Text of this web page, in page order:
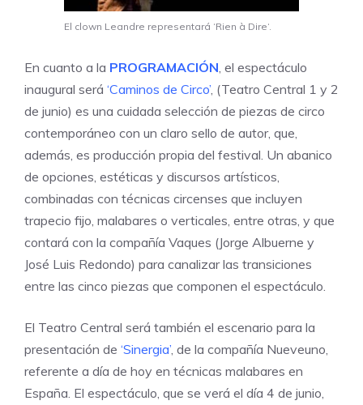
El clown Leandre representará ‘Rien à Dire‘.
En cuanto a la PROGRAMACIÓN , el espectáculo
inaugural será ‘Caminos de Circo’ , (Teatro Central 1 y 2
de junio) es una cuidada selección de piezas de circo
contemporáneo con un claro sello de autor, que,
además, es producción propia del festival. Un abanico
de opciones, estéticas y discursos artísticos,
combinadas con técnicas circenses que incluyen
trapecio fijo, malabares o verticales, entre otras, y que
contará con la compañía Vaques (Jorge Albuerne y
José Luis Redondo) para canalizar las transiciones
entre las cinco piezas que componen el espectáculo.
El Teatro Central será también el escenario para la
presentación de ‘Sinergia’ , de la compañía Nueveuno,
referente a día de hoy en técnicas malabares en
España. El espectáculo, que se verá el día 4 de junio,